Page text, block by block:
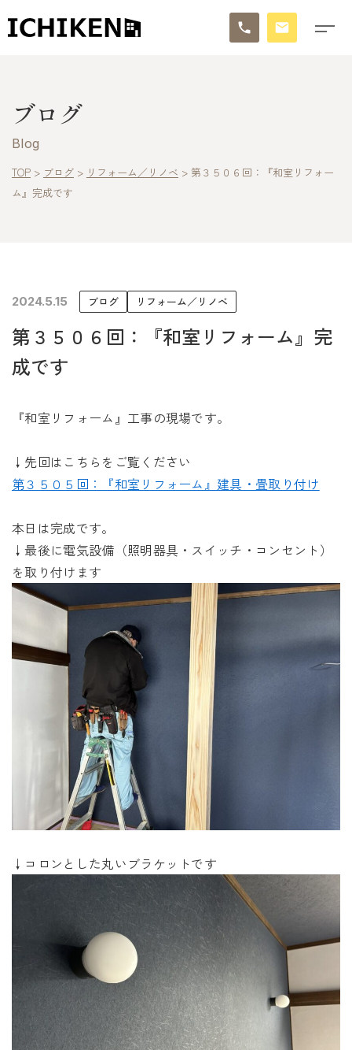
ブログ
施工事例
Tel. 0257-27-2157
ブログ
Blog
TOP > ブログ > リフォーム／リノベ > 第３５０６回：『和室リフォー
ム』完成です
2024.5.15 ブログ リフォーム／リノベ
第３５０６回：『和室リフォーム』完
成です
『和室リフォーム』工事の現場です。
↓先回はこちらをご覧ください
第３５０５回：『和室リフォーム』建具・畳取り付け
本日は完成です。
↓最後に電気設備（照明器具・スイッチ・コンセント）
を取り付けます
↓コロンとした丸いブラケットです